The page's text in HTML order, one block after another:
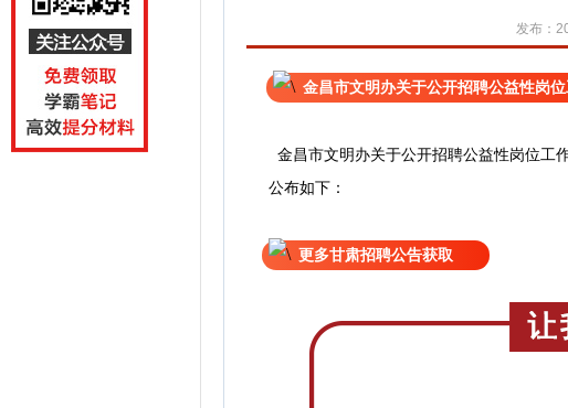
发布：
金昌市文明办关于公开招聘公益性岗
金昌市文明办关于公开招聘公益性岗位工作
公布如下：
更多甘肃招聘公告获取